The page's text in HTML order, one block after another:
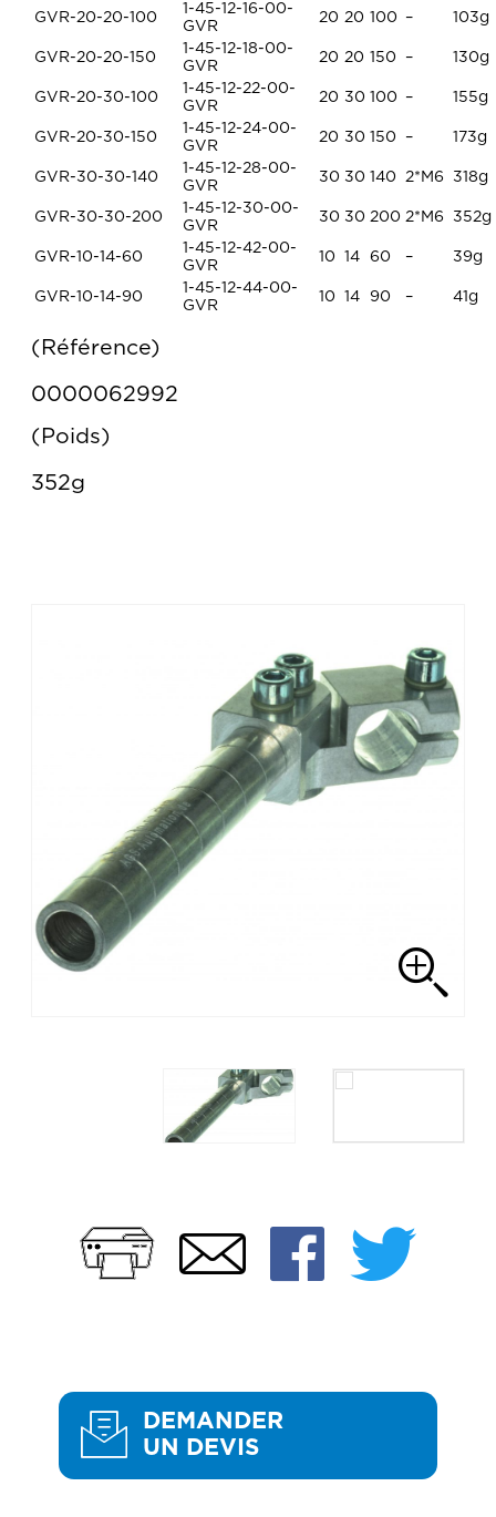
Imprimer
Email
GVR-20-20-100
1-45-12-16-00-
GVR
20 20 100 – 103g
GVR-20-20-150
1-45-12-18-00-
GVR
20 20 150 – 130g
GVR-20-30-100
1-45-12-22-00-
GVR
20 30 100 – 155g
GVR-20-30-150
1-45-12-24-00-
GVR
20 30 150 – 173g
GVR-30-30-140
1-45-12-28-00-
GVR
30 30 140 2*M6 318g
GVR-30-30-200
1-45-12-30-00-
GVR
30 30 200 2*M6 352g
GVR-10-14-60
1-45-12-42-00-
GVR
10 14 60 – 39g
GVR-10-14-90
1-45-12-44-00-
GVR
10 14 90 – 41g
Référence
0000062992
Poids
352g
DEMANDER
UN DEVIS